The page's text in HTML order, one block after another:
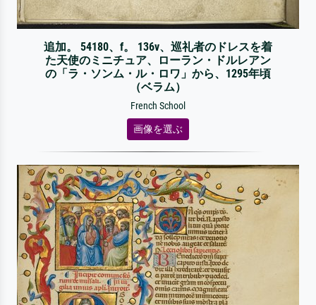
追加。 54180、f。 136v、巡礼者のドレスを着
た天使のミニチュア、ローラン・ドルレアン
の「ラ・ソンム・ル・ロワ」から、1295年頃
（ベラム）
French School
画像を選ぶ